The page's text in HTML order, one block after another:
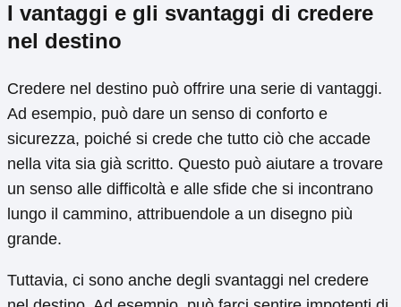
I vantaggi e gli svantaggi di credere
nel destino
Credere nel destino può offrire una serie di vantaggi.
Ad esempio, può dare un senso di conforto e
sicurezza, poiché si crede che tutto ciò che accade
nella vita sia già scritto. Questo può aiutare a trovare
un senso alle difficoltà e alle sfide che si incontrano
lungo il cammino, attribuendole a un disegno più
grande.
Tuttavia, ci sono anche degli svantaggi nel credere